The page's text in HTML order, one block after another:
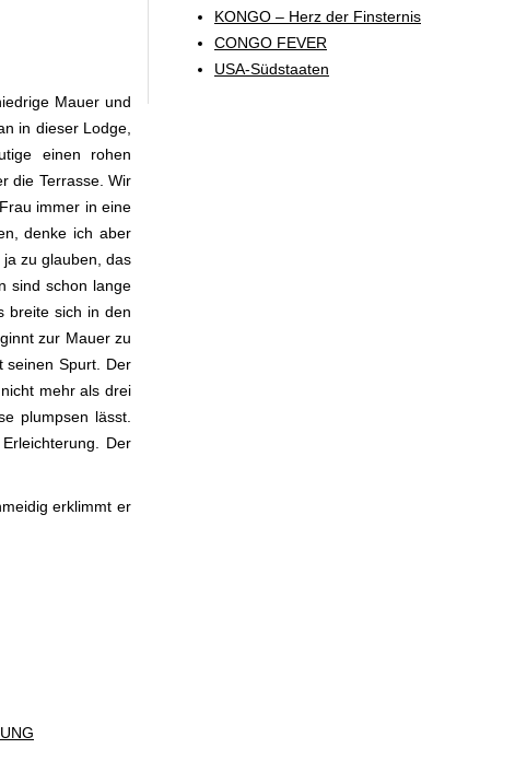
Mauer und
in dieser Lodge,
einen rohen
die Terrasse. Wir
immer in eine
denke ich aber
zu glauben, das
sind schon lange
breite sich in den
zur Mauer zu
seinen Spurt. Der
mehr als drei
plumpsen lässt.
Der
erklimmt er
KONGO – Herz der Finsternis
CONGO FEVER
USA-Südstaaten